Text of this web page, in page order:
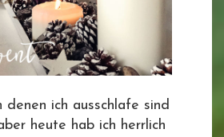
denen ich ausschlafe sind
heute hab ich herrlich